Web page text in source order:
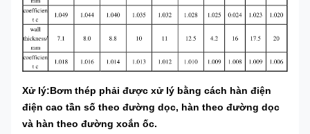
Xử lý:Bơm thép phải được xử lý bằng cách hàn điện
điện cao tần số theo đường dọc, hàn theo đường dọc
và hàn theo đường xoắn ốc.